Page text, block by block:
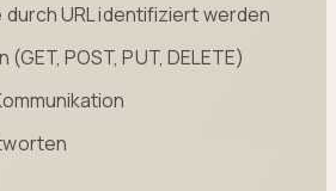
URL identifiziert werden
POST, PUT, DELETE)